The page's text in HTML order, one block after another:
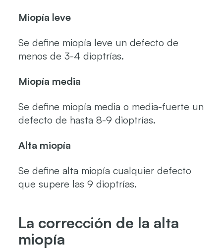
Miopía leve
Se define miopía leve un defecto de
menos de 3-4 dioptrías.
Miopía media
Se define miopía media o media-fuerte un
defecto de hasta 8-9 dioptrías.
Alta miopía
Se define alta miopía cualquier defecto
que supere las 9 dioptrías.
La corrección de la alta
miopía